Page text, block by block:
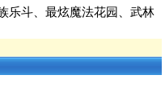
乐斗、最炫魔法花园、武林